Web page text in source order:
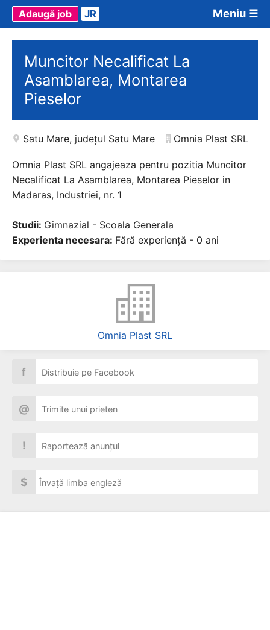
Meniu ☰
Adaugă job JR
Muncitor Necalificat La
Asamblarea, Montarea
Pieselor
Satu Mare, județul Satu Mare Omnia Plast SRL
Omnia Plast SRL angajeaza pentru pozitia Muncitor
Necalificat La Asamblarea, Montarea Pieselor in
Madaras, Industriei, nr. 1
Studii: Gimnazial - Scoala Generala
Experienta necesara: Fără experiență - 0 ani
Omnia Plast SRL
f Distribuie pe Facebook
@ Trimite unui prieten
! Raportează anunțul
$ Învață limba engleză